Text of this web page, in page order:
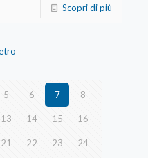
Scopri di più
5 6 7 8
13 14 15 16
21 22 23 24